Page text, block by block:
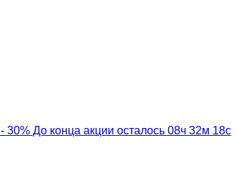
- 30% До конца акции осталось 08ч 32м 17с